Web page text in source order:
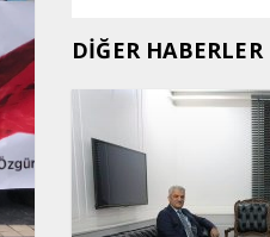
DİĞER HABERLER